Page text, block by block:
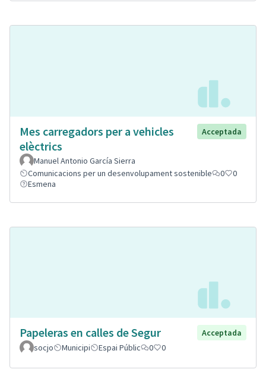
Mes carregadors per a vehicles
elèctrics
Acceptada
Manuel Antonio García Sierra
Comunicacions per un desenvolupament sostenible
0
0
Esmena
Papeleras en calles de Segur
Acceptada
socjo
Municipi Espai Públic 0 0